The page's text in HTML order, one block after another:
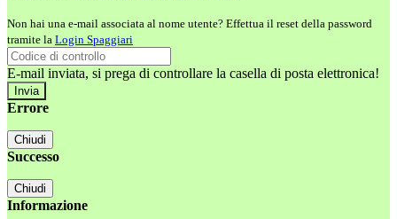
Non hai una e-mail associata al nome utente? Effettua il reset della password
tramite la Login Spaggiari
E-mail inviata, si prega di controllare la casella di posta elettronica!
Errore
Chiudi
Successo
Chiudi
Informazione